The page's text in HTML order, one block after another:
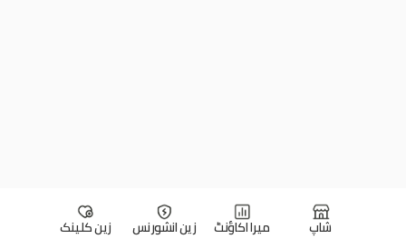
شاپ میرا اکاؤنٹ زین انشورنس زین کلینک